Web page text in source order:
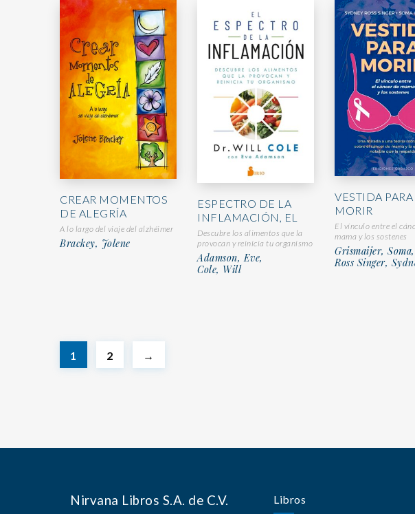
CREAR MOMENTOS
DE ALEGRÍA
A lo largo del viaje del alzhéimer
Brackey, Jolene
ESPECTRO DE LA
INFLAMACIÓN, EL
Descubre los alimentos que la
provocan y reinicia tu organismo
Adamson, Eve,
Cole, Will
VESTIDA PARA
MORIR
El vínculo entre el
mama y los sostenes
Grismaijer, Soma,
Ross Singer,
1 2 →
Nirvana Libros S.A. de C.V. Libros